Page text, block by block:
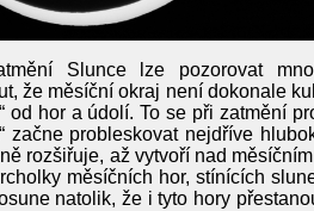
Slunce lze pozorovat
že měsíční okraj není dokonale
od hor a údolí. To se při zatmění
začne probleskovat nejdříve
rozšiřuje, až vytvoří nad
měsíčních hor, stínících
natolik, že i tyto hory